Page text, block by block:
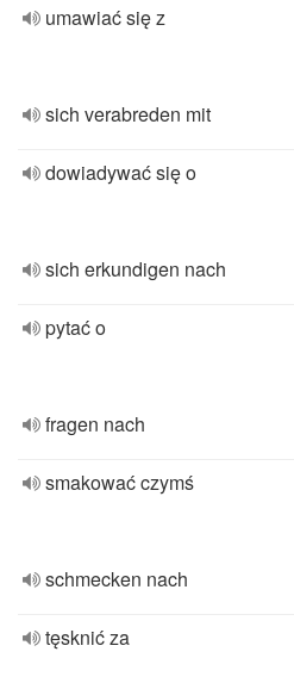
umawiać się z
sich verabreden mit
dowiadywać się o
sich erkundigen nach
pytać o
fragen nach
smakować czymś
schmecken nach
tęsknić za